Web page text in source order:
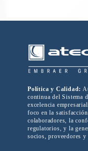
Política y Calidad:
continua del Sistema
excelencia
foco en la
colaboradores, la
regulatorios, y la
socios, proveedores y